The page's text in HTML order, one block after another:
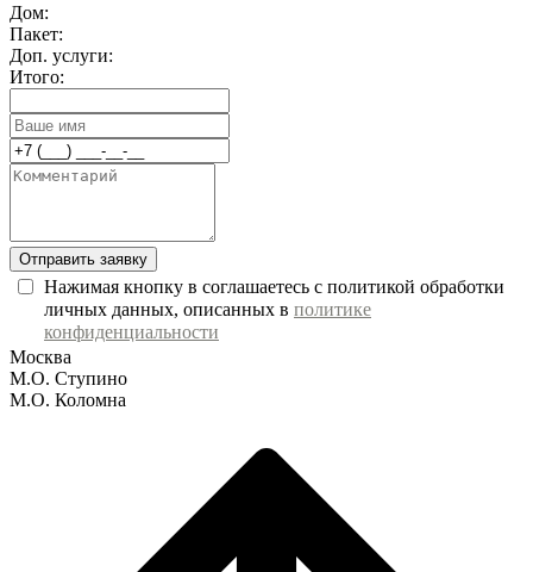
Дом:
Пакет:
Доп. услуги:
Итого:
Отправить заявку
Нажимая кнопку в соглашаетесь с политикой обработки
личных данных, описанных в политике
конфиденциальности
Москва
М.О. Ступино
М.О. Коломна